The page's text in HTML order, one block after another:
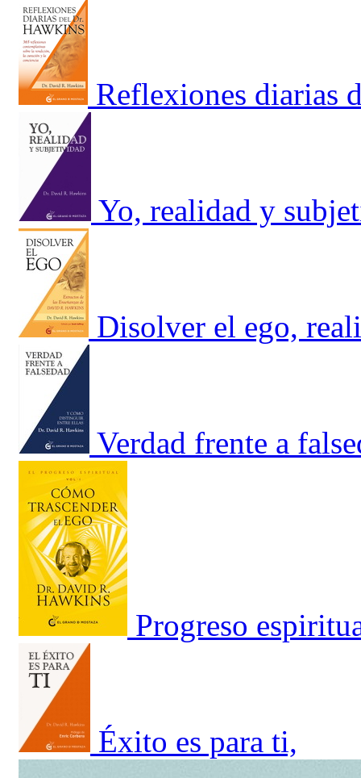
Reflexiones diarias
Yo, realidad y
Disolver el ego,
Verdad frente a
Progreso
Éxito es para ti,